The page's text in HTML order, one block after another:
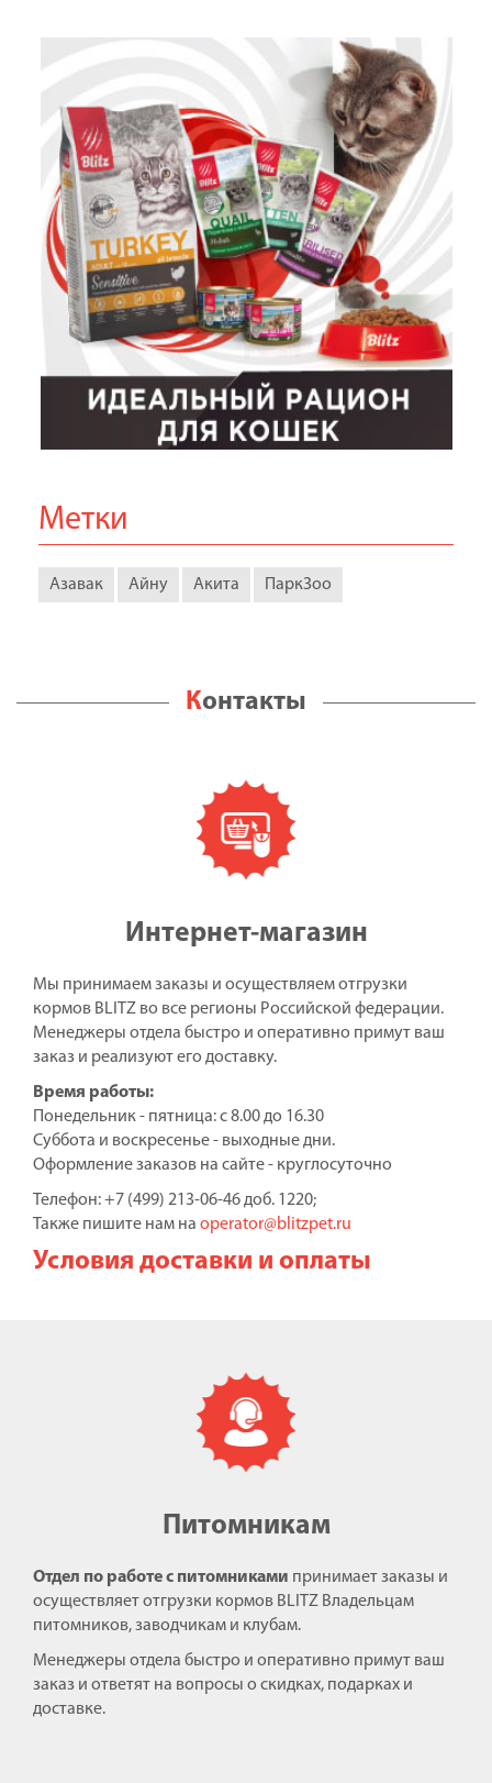
Метки
Азавак Айну Акита ПаркЗоо
Контакты
Интернет-магазин
Мы принимаем заказы и осуществляем отгрузки
кормов BLITZ во все регионы Российской федерации.
Менеджеры отдела быстро и оперативно примут ваш
заказ и реализуют его доставку.
Время работы:
Понедельник - пятница: с 8.00 до 16.30
Суббота и воскресенье - выходные дни.
Оформление заказов на сайте - круглосуточно
Телефон: +7 (499) 213-06-46 доб. 1220;
Также пишите нам на operator@blitzpet.ru
Условия доставки и оплаты
Питомникам
Отдел по работе с питомниками принимает заказы и
осуществляет отгрузки кормов BLITZ Владельцам
питомников, заводчикам и клубам.
Менеджеры отдела быстро и оперативно примут ваш
заказ и ответят на вопросы о скидках, подарках и
доставке.